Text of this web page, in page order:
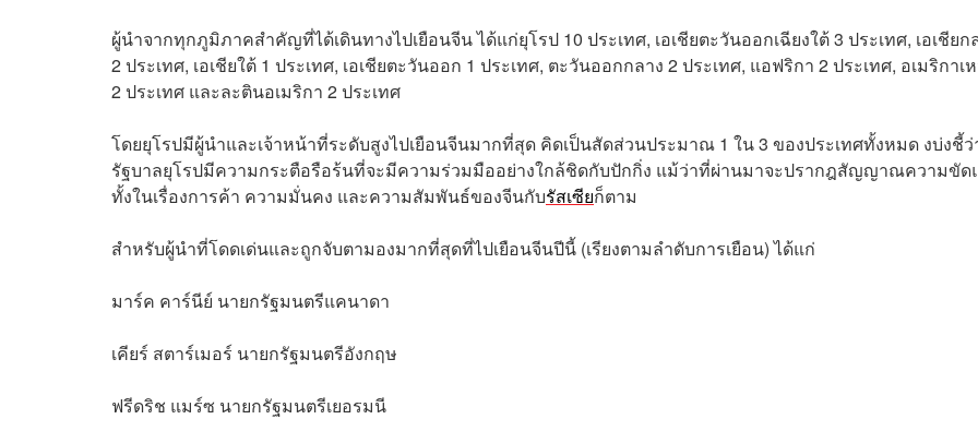
ผู้นำจากทุกภูมิภาคสำคัญที่ได้เดินทางไปเยือนจีน ได้แก่ยุโรป 10 ประเทศ, เอเชียตะวันออกเฉียงใต้ 3 ประเทศ, เอเชียก
2 ประเทศ, เอเชียใต้ 1 ประเทศ, เอเชียตะวันออก 1 ประเทศ, ตะวันออกกลาง 2 ประเทศ, แอฟริกา 2 ประเทศ, อเมริกาเ
2 ประเทศ และละตินอเมริกา 2 ประเทศ
โดยยุโรปมีผู้นำและเจ้าหน้าที่ระดับสูงไปเยือนจีนมากที่สุด คิดเป็นสัดส่วนประมาณ 1 ใน 3 ของประเทศทั้งหมด งบ่งชี้ว่
รัฐบาลยุโรปมีความกระตือรือร้นที่จะมีความร่วมมืออย่างใกล้ชิดกับปักกิ่ง แม้ว่าที่ผ่านมาจะปรากฎสัญญาณความขัด
ทั้งในเรื่องการค้า ความมั่นคง และความสัมพันธ์ของจีนกับรัสเซียก็ตาม
สำหรับผู้นำที่โดดเด่นและถูกจับตามองมากที่สุดที่ไปเยือนจีนปีนี้ (เรียงตามลำดับการเยือน) ได้แก่
มาร์ค คาร์นีย์ นายกรัฐมนตรีแคนาดา
เคียร์ สตาร์เมอร์ นายกรัฐมนตรีอังกฤษ
ฟรีดริช แมร์ซ นายกรัฐมนตรีเยอรมนี